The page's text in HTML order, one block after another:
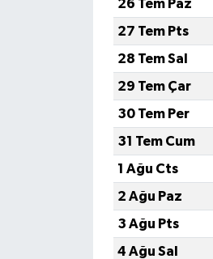
26 Tem Paz
27 Tem Pts
28 Tem Sal
29 Tem Çar
30 Tem Per
31 Tem Cum
1 Ağu Cts
2 Ağu Paz
3 Ağu Pts
4 Ağu Sal